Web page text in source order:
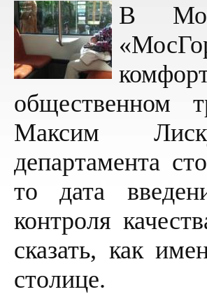
В
общественном
Максим
департамента
то дата
контроля
сказать, как
столице.